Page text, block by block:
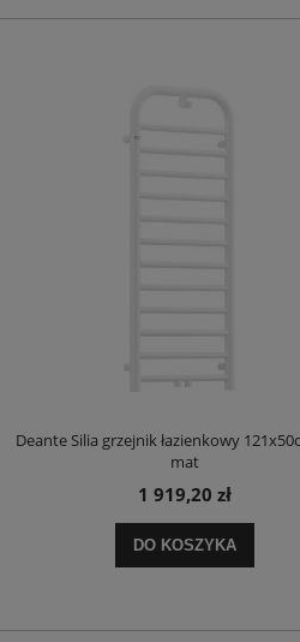
Deante Silia grzejnik łazienkowy
mat
1 919,20 zł
DO KOSZYKA